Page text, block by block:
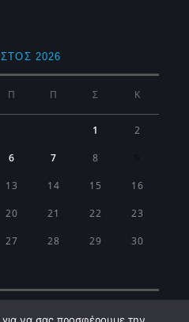
2026
Π Π Σ Κ
1 2
6 7 8
13 14 15 16
20 21 22 23
27 28 29 30